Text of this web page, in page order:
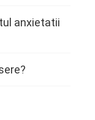
anxietatii